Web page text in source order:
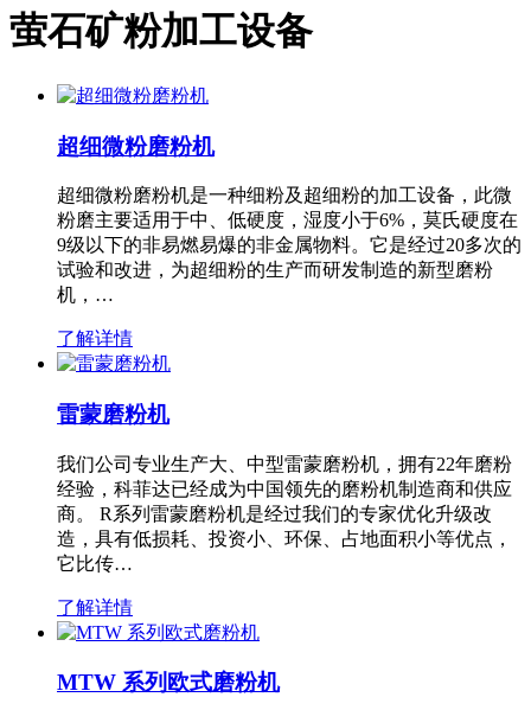
萤石矿粉加工设备
超细微粉磨粉机
超细微粉磨粉机是一种细粉及超细粉的加工设备，此微
粉磨主要适用于中、低硬度，湿度小于6%，莫氏硬度在
9级以下的非易燃易爆的非金属物料。它是经过20多次的
试验和改进，为超细粉的生产而研发制造的新型磨粉
机，…
了解详情
雷蒙磨粉机
我们公司专业生产大、中型雷蒙磨粉机，拥有22年磨粉
经验，科菲达已经成为中国领先的磨粉机制造商和供应
商。 R系列雷蒙磨粉机是经过我们的专家优化升级改
造，具有低损耗、投资小、环保、占地面积小等优点，
它比传…
了解详情
MTW 系列欧式磨粉机